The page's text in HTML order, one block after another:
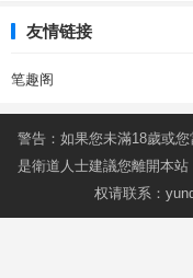
友情链接
笔趣阁
警告：如果您未滿18歲或
是衛道人士建議您離開本
权请联系：